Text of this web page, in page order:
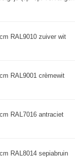
RAL9010 zuiver wit
RAL9001 crèmewit
RAL7016 antraciet
RAL8014 sepiabruin